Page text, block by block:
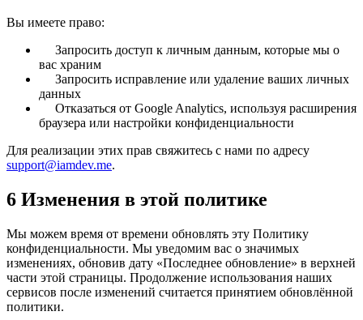
Вы имеете право:
Запросить доступ к личным данным, которые мы о
вас храним
Запросить исправление или удаление ваших личных
данных
Отказаться от Google Analytics, используя расширения
браузера или настройки конфиденциальности
Для реализации этих прав свяжитесь с нами по адресу
support@iamdev.me.
6 Изменения в этой политике
Мы можем время от времени обновлять эту Политику
конфиденциальности. Мы уведомим вас о значимых
изменениях, обновив дату «Последнее обновление» в верхней
части этой страницы. Продолжение использования наших
сервисов после изменений считается принятием обновлённой
политики.